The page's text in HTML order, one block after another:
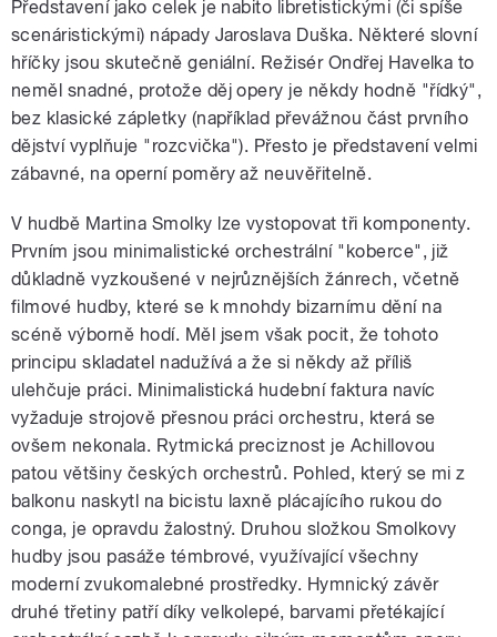
Představení jako celek je nabito libretistickými (či spíše
scenáristickými) nápady Jaroslava Duška. Některé slovní
hříčky jsou skutečně geniální. Režisér Ondřej Havelka to
neměl snadné, protože děj opery je někdy hodně "řídký",
bez klasické zápletky (například převážnou část prvního
dějství vyplňuje "rozcvička"). Přesto je představení velmi
zábavné, na operní poměry až neuvěřitelně.
V hudbě Martina Smolky lze vystopovat tři komponenty.
Prvním jsou minimalistické orchestrální "koberce", již
důkladně vyzkoušené v nejrůznějších žánrech, včetně
filmové hudby, které se k mnohdy bizarnímu dění na
scéně výborně hodí. Měl jsem však pocit, že tohoto
principu skladatel nadužívá a že si někdy až příliš
ulehčuje práci. Minimalistická hudební faktura navíc
vyžaduje strojově přesnou práci orchestru, která se
ovšem nekonala. Rytmická preciznost je Achillovou
patou většiny českých orchestrů. Pohled, který se mi z
balkonu naskytl na bicistu laxně plácajícího rukou do
conga, je opravdu žalostný. Druhou složkou Smolkovy
hudby jsou pasáže témbrové, využívající všechny
moderní zvukomalebné prostředky. Hymnický závěr
druhé třetiny patří díky velkolepé, barvami přetékající